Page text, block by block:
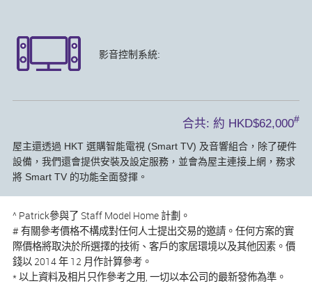
影音控制系統:
合共: 約 HKD$62,000#
屋主還透過 HKT 選購智能電視 (Smart TV) 及音響組合，除了硬件
設備，我們還會提供安裝及設定服務，並會為屋主連接上網，務求
將 Smart TV 的功能全面發揮。
^ Patrick參與了 Staff Model Home 計劃。
# 有關參考價格不構成對任何人士提出交易的邀請。任何方案的實
際價格將取決於所選擇的技術、客戶的家居環境以及其他因素。價
錢以 2014 年 12 月作計算參考。
* 以上資料及相片只作參考之用, 一切以本公司的最新發佈為準。